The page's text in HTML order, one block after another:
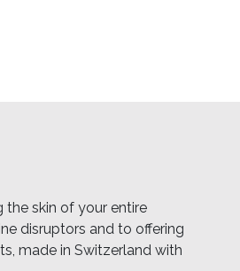
skin of your entire
disruptors and to offering
made in Switzerland with